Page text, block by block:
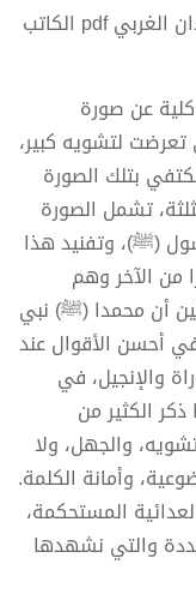
تحميل كتاب صورة الرسول ﷺ في الوجدان الغربي pdf الكاتب
عن صورة
لتشويه كبير،
بتلك الصورة
تشمل الصورة
(ﷺ)، وتفنيد هذا
من الآخر وهم
أن محمدا (ﷺ) نبي
أحسن الأقوال عند
والإنجيل، في
الكثير من
والجهل، ولا
وأمانة الكلمة.
المستحكمة،
والتي نشهدها